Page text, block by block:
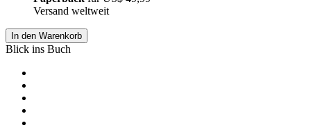
Versand weltweit
In den Warenkorb
Blick ins Buch